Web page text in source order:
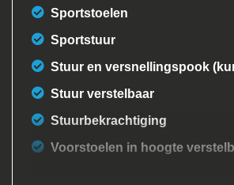
Sportstoelen
Sportstuur
Stuur en versnellingspook
Stuur verstelbaar
Stuurbekrachtiging
Voorstoelen in hoogte